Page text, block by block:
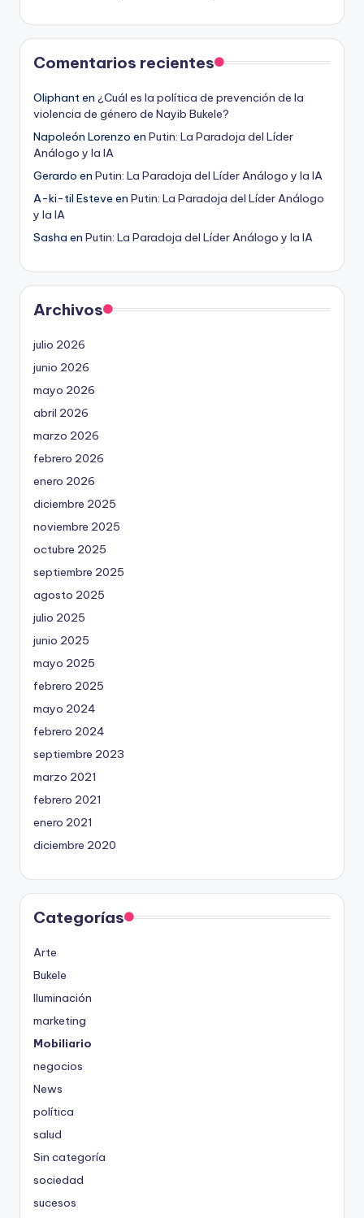
Comentarios recientes
Oliphant en ¿Cuál es la política de prevención de la
violencia de género de Nayib Bukele?
Napoleón Lorenzo en Putin: La Paradoja del Líder
Análogo y la IA
Gerardo en Putin: La Paradoja del Líder Análogo y la IA
A-ki-til Esteve en Putin: La Paradoja del Líder Análogo
y la IA
Sasha en Putin: La Paradoja del Líder Análogo y la IA
Archivos
julio 2026
junio 2026
mayo 2026
abril 2026
marzo 2026
febrero 2026
enero 2026
diciembre 2025
noviembre 2025
octubre 2025
septiembre 2025
agosto 2025
julio 2025
junio 2025
mayo 2025
febrero 2025
mayo 2024
febrero 2024
septiembre 2023
marzo 2021
febrero 2021
enero 2021
diciembre 2020
Categorías
Arte
Bukele
Iluminación
marketing
Mobiliario
negocios
News
política
salud
Sin categoría
sociedad
sucesos